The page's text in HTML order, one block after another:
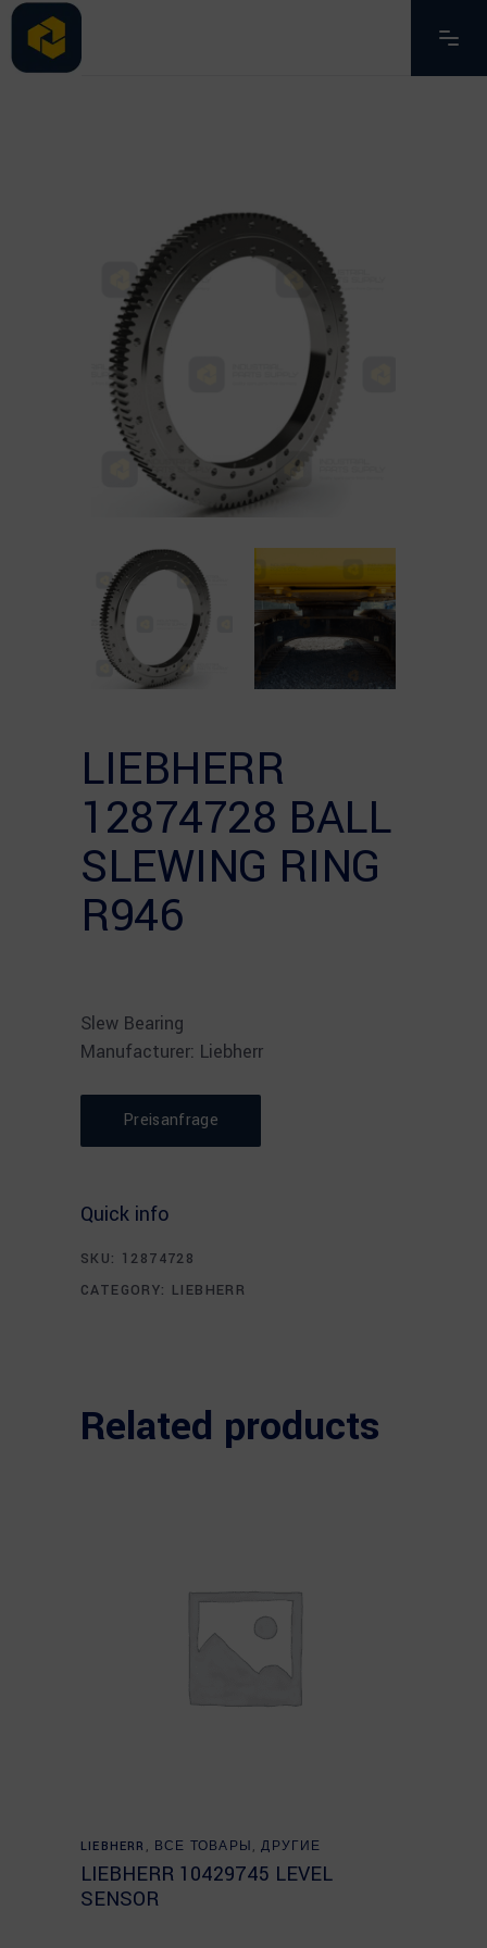
LIEBHERR
12874728 BALL
SLEWING RING
R946
Slew Bearing
Manufacturer: Liebherr
Preisanfrage
Quick info
SKU: 12874728
CATEGORY: LIEBHERR
Related products
Read more
LIEBHERR , ВСЕ ТОВАРЫ ,ДРУГИЕ
LIEBHERR 10429745 LEVEL
SENSOR